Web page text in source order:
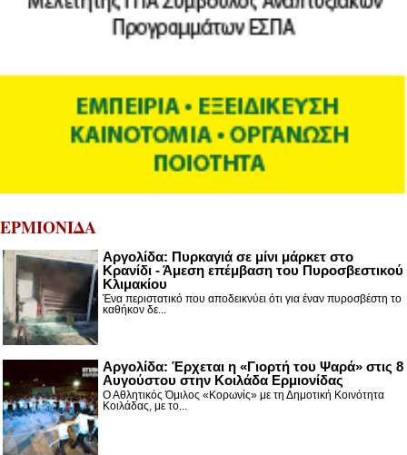
ΕΡΜΙΟΝΙΔΑ
Αργολίδα: Πυρκαγιά σε μίνι μάρκετ στο
Κρανίδι - Άμεση επέμβαση του Πυροσβεστικού
Κλιμακίου
Ένα περιστατικό που αποδεικνύει ότι για έναν πυροσβέστη το
καθήκον δε...
Αργολίδα: Έρχεται η «Γιορτή του Ψαρά» στις 8
Αυγούστου στην Κοιλάδα Ερμιονίδας
Ο Αθλητικός Όμιλος «Κορωνίς» με τη Δημοτική Κοινότητα
Κοιλάδας, με το...